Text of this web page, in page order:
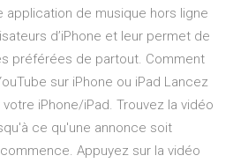
application de musique hors ligne
d’iPhone et leur permet de
préférées de partout. Comment
sur iPhone ou iPad Lancez
iPhone/iPad. Trouvez la vidéo
ce qu'une annonce soit
Appuyez sur la vidéo